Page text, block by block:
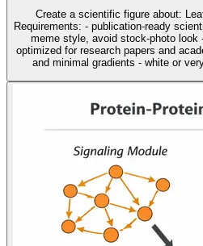
Create a scientific figure about:
Requirements: - publication-ready
meme style, avoid stock-photo look
optimized for research papers and
and minimal gradients - white or